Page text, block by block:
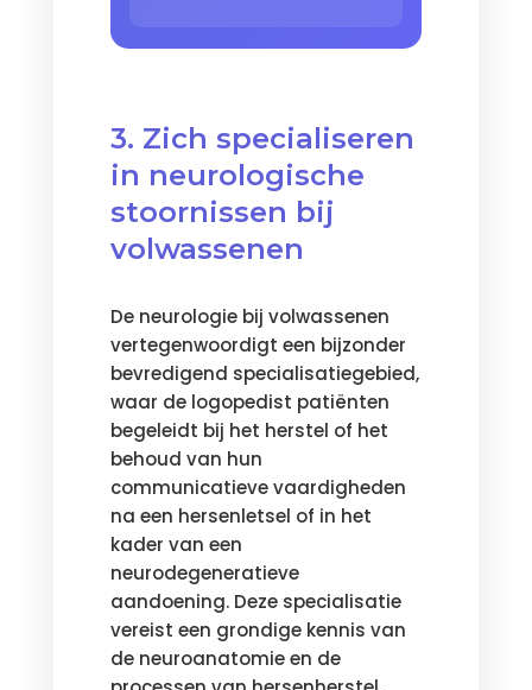
3. Zich specialiseren
in neurologische
stoornissen bij
volwassenen
De neurologie bij volwassenen
vertegenwoordigt een bijzonder
bevredigend specialisatiegebied,
waar de logopedist patiënten
begeleidt bij het herstel of het
behoud van hun
communicatieve vaardigheden
na een hersenletsel of in het
kader van een
neurodegeneratieve
aandoening. Deze specialisatie
vereist een grondige kennis van
de neuroanatomie en de